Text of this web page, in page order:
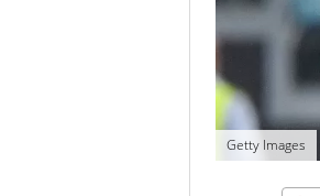
Getty Images